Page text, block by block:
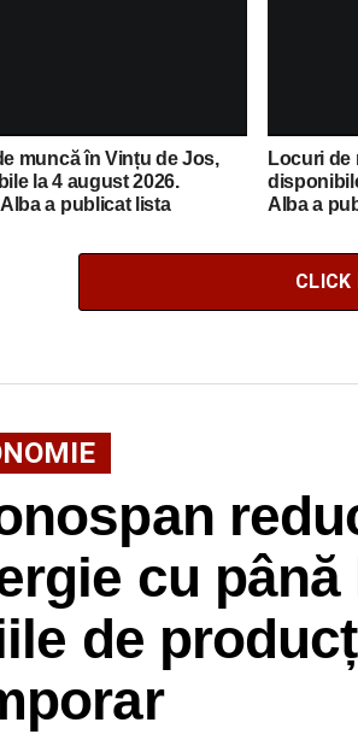
muncă în Vințu de Jos,
la 4 august 2026.
a publicat lista
Locuri de
Alba a
CLICK
cu până
de